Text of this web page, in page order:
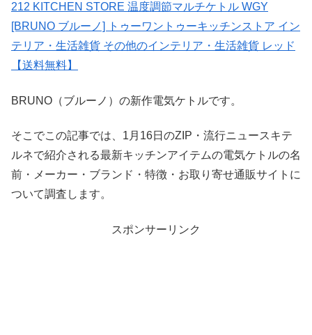
212 KITCHEN STORE 温度調節マルチケトル WGY
[BRUNO ブルーノ] トゥーワントゥーキッチンストア イン
テリア・生活雑貨 その他のインテリア・生活雑貨 レッド
【送料無料】
BRUNO（ブルーノ）の新作電気ケトルです。
そこでこの記事では、1月16日のZIP・流行ニュースキテ
ルネで紹介される最新キッチンアイテムの電気ケトルの名
前・メーカー・ブランド・特徴・お取り寄せ通販サイトに
ついて調査します。
スポンサーリンク